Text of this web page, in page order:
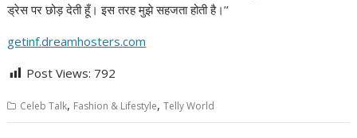
ड्रेस पर छोड़ देती हूँ। इस तरह मुझे सहजता होती है।’’
getinf.dreamhosters.com
Post Views: 792
Celeb Talk, Fashion & Lifestyle,Telly World